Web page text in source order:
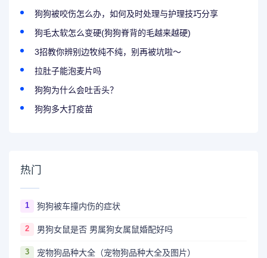
狗狗被咬伤怎么办，如何及时处理与护理技巧分享
狗毛太软怎么变硬(狗狗脊背的毛越来越硬)
3招教你辨别边牧纯不纯，别再被坑啦～
拉肚子能泡麦片吗
狗狗为什么会吐舌头？
狗狗多大打疫苗
热门
1 狗狗被车撞内伤的症状
2 男狗女鼠是否 男属狗女属鼠婚配好吗
3 宠物狗品种大全（宠物狗品种大全及图片）